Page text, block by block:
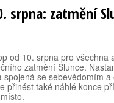
srpna: zatmění
od 10. srpna pro všechna
zatmění Slunce.
spojená se sebevědomím
přinést také náhlé konce